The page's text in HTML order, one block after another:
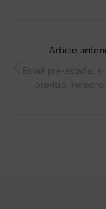
navigation
Article
Email pre-estada:
previsió